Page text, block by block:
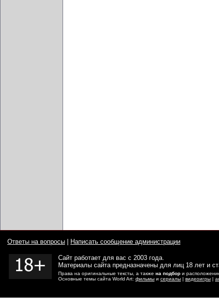
Ответы на вопросы Написать сообщение администрации
Сайт работает для вас с 2003 года.
Материалы сайта предназначены для лиц 18 лет и
Права на оригинальные тексты, а также на подбор и
Основные темы сайта World Art: фильмы и сериалы | видеоигры |